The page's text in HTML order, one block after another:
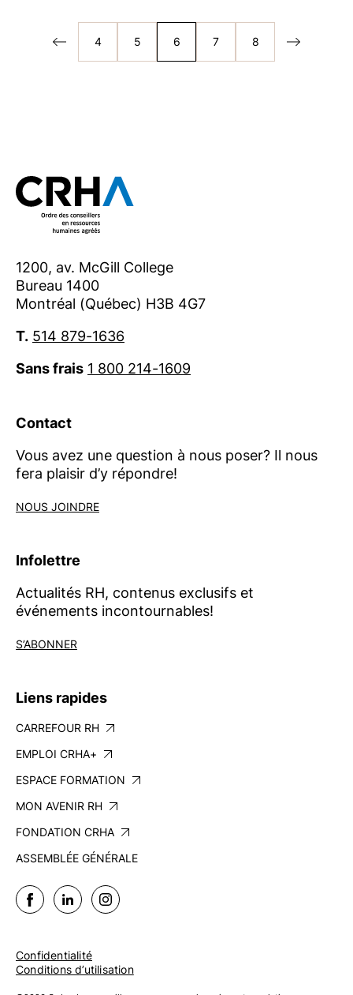
4 5 6 7 8
1200, av. McGill College
Bureau 1400
Montréal (Québec) H3B 4G7
T. 514 879-1636
Sans frais 1 800 214-1609
Contact
Vous avez une question à nous poser? Il nous
fera plaisir d’y répondre!
NOUS JOINDRE
Infolettre
Actualités RH, contenus exclusifs et
événements incontournables!
S’ABONNER
Liens rapides
CARREFOUR RH
EMPLOI CRHA+
ESPACE FORMATION
MON AVENIR RH
FONDATION CRHA
ASSEMBLÉE GÉNÉRALE
Confidentialité
Conditions d’utilisation